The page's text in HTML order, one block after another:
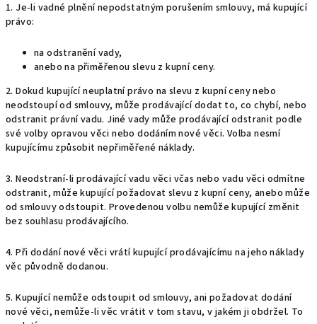
1. Je-li vadné plnění nepodstatným porušením smlouvy, má kupující
právo:
na odstranění vady,
anebo na přiměřenou slevu z kupní ceny.
2. Dokud kupující neuplatní právo na slevu z kupní ceny nebo
neodstoupí od smlouvy, může prodávající dodat to, co chybí, nebo
odstranit právní vadu. Jiné vady může prodávající odstranit podle
své volby opravou věci nebo dodáním nové věci. Volba nesmí
kupujícímu způsobit nepřiměřené náklady.
3. Neodstraní-li prodávající vadu věci včas nebo vadu věci odmítne
odstranit, může kupující požadovat slevu z kupní ceny, anebo může
od smlouvy odstoupit. Provedenou volbu nemůže kupující změnit
bez souhlasu prodávajícího.
4. Při dodání nové věci vrátí kupující prodávajícímu na jeho náklady
věc původně dodanou.
5. Kupující nemůže odstoupit od smlouvy, ani požadovat dodání
nové věci, nemůže-li věc vrátit v tom stavu, v jakém ji obdržel. To